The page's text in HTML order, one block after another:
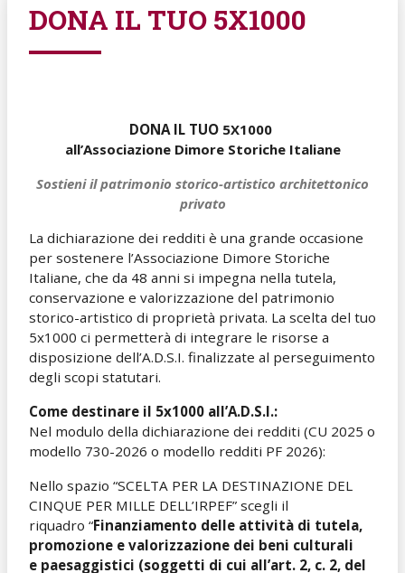
DONA IL TUO 5X1000
DONA IL TUO 5X1000
all’Associazione Dimore Storiche Italiane
Sostieni il patrimonio storico-artistico architettonico
privato
La dichiarazione dei redditi è una grande occasione
per sostenere l’Associazione Dimore Storiche
Italiane, che da 48 anni si impegna nella tutela,
conservazione e valorizzazione del patrimonio
storico-artistico di proprietà privata. La scelta del tuo
5x1000 ci permetterà di integrare le risorse a
disposizione dell’A.D.S.I. finalizzate al perseguimento
degli scopi statutari.
Come destinare il 5x1000 all’A.D.S.I.:
Nel modulo della dichiarazione dei redditi (CU 2025 o
modello 730-2026 o modello redditi PF 2026):
Nello spazio “SCELTA PER LA DESTINAZIONE DEL
CINQUE PER MILLE DELL’IRPEF” scegli il
riquadro “Finanziamento delle attività di tutela,
promozione e valorizzazione dei beni culturali
e paesaggistici (soggetti di cui all’art. 2, c. 2, del